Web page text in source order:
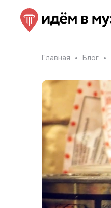
Главная Блог